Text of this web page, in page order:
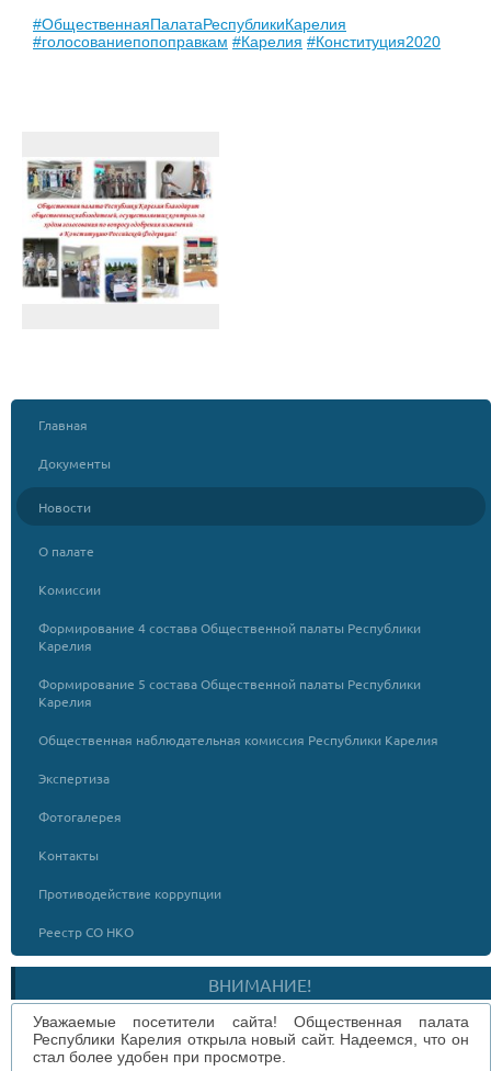
#ОбщественнаяПалатаРеспубликиКарелия
#голосованиепопоправкам #Карелия #Конституция2020
Главная
Документы
Новости
О палате
Комиссии
Формирование 4 состава Общественной палаты Республики
Карелия
Формирование 5 состава Общественной палаты Республики
Карелия
Общественная наблюдательная комиссия Республики Карелия
Экспертиза
Фотогалерея
Контакты
Противодействие коррупции
Реестр СО НКО
ВНИМАНИЕ!
Уважаемые посетители сайта! Общественная палата
Республики Карелия открыла новый сайт. Надеемся, что он
стал более удобен при просмотре.